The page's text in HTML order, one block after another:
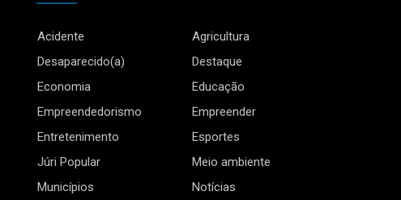
Acidente
Agricultura
Desaparecido(a)
Destaque
Economia
Educação
Empreendedorismo
Empreender
Entretenimento
Esportes
Júri Popular
Meio ambiente
Municípios
Notícias